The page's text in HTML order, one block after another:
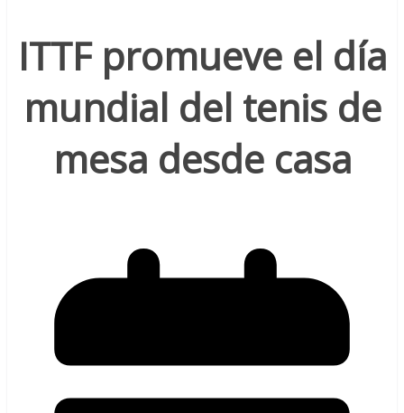
ITTF promueve el día
mundial del tenis de
mesa desde casa